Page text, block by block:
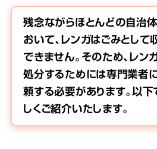
残念ながらほとんどの自治
おいて、レンガはごみとして
できません。そのため、レン
処分するためには専門業者
頼する必要があります。以下
しくご紹介いたします。